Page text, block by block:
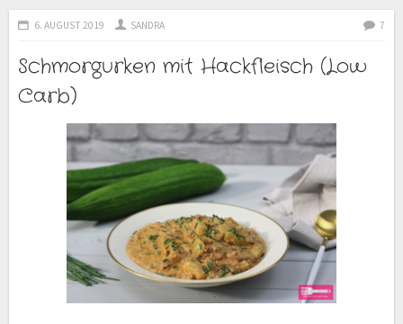
6. AUGUST 2019 SANDRA 7
Schmorgurken mit Hackfleisch (Low
Carb)